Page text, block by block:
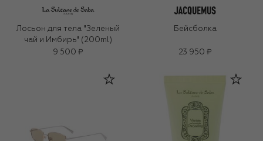
Лосьон для тела "Зеленый
чай и Имбирь" (200ml)
9 500 ₽
Бейсболка
23 950 ₽